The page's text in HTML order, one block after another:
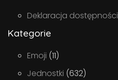
Deklaracja dostępności
Kategorie
Emoji (11)
Jednostki (632)